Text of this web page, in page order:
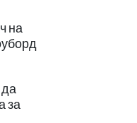
на
за